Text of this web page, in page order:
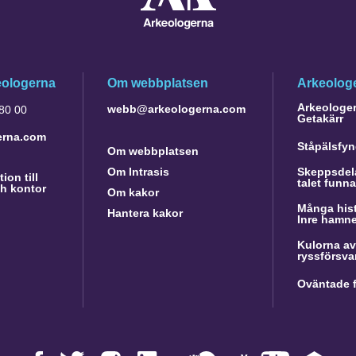
00
till
kontor
Om webbplatsen
webb@arkeologerna.com
Om webbplatsen
Om Intrasis
Om kakor
Hantera kakor
Getakärr
talet
Många
Inre
Kulorna
Oväntade